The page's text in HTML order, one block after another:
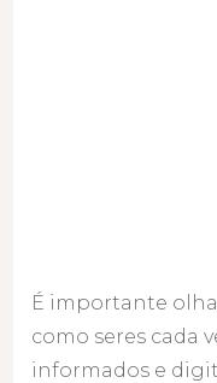
É importante
como seres cada
informados e